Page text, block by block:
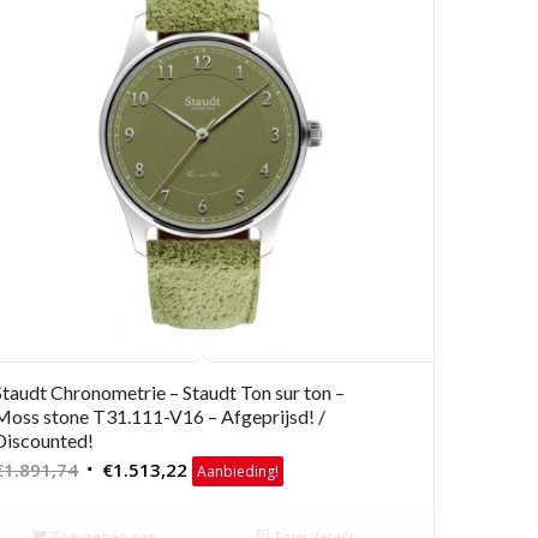
Chronometrie – Staudt Ton sur ton –
stone T31.111-V16 – Afgeprijsd! /
1.891,74 Oorspronkelijke
€1.513,22 Huidige
Aanbieding!